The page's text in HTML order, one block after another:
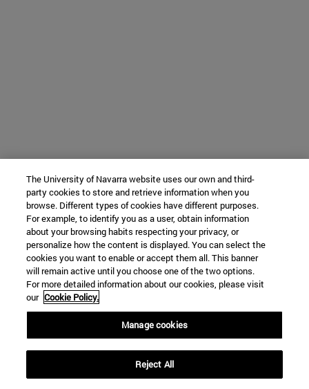
The University of Navarra website uses our own and third-
party cookies to store and retrieve information when you
browse. Different types of cookies have different purposes.
For example, to identify you as a user, obtain information
about your browsing habits respecting your privacy, or
personalize how the content is displayed. You can select the
cookies you want to enable or accept them all. This banner
will remain active until you choose one of the two options.
For more detailed information about our cookies, please visit
our Cookie Policy.
Manage cookies
Reject All